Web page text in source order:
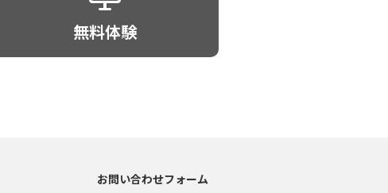
無料体験
お問い合わせフォーム